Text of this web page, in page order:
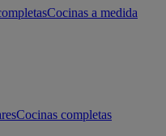
Cocinas a medida
Cocinas completas